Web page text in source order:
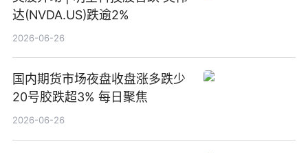
达(NVDA.US)跌逾2%
2026-06-26
国内期货市场夜盘收盘涨多跌少
20号胶跌超3% 每日聚焦
2026-06-26